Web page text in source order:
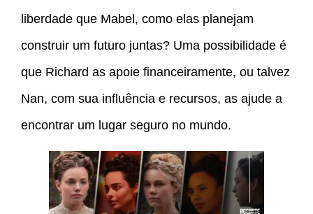
liberdade que Mabel, como elas planejam
construir um futuro juntas? Uma possibilidade é
que Richard as apoie financeiramente, ou talvez
Nan, com sua influência e recursos, as ajude a
encontrar um lugar seguro no mundo.